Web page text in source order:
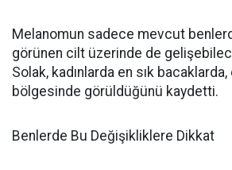
Melanomun sadece mevcut
görünen cilt üzerinde de
Solak, kadınlarda en sık
bölgesinde görüldüğünü kaydetti.
Benlerde Bu Değişikliklere Dikkat